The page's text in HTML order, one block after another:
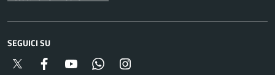
SEGUICI SU
Twitter Facebook YouTube Whatsapp